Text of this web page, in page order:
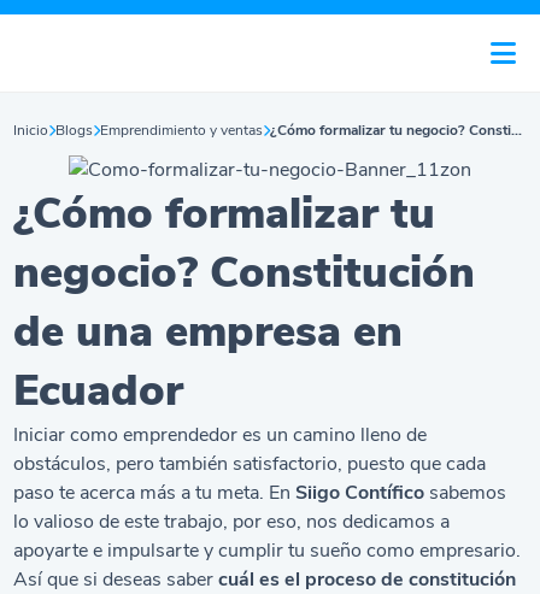
Inicio Blogs Emprendimiento y ventas ¿Cómo formalizar tu negocio? Constitución de una empresa en Ecuador
¿Cómo formalizar tu
negocio? Constitución
de una empresa en
Ecuador
Iniciar como emprendedor es un camino lleno de
obstáculos, pero también satisfactorio, puesto que cada
paso te acerca más a tu meta. EnSiigo Contífico sabemos
lo valioso de este trabajo, por eso, nos dedicamos a
apoyarte e impulsarte y cumplir tu sueño como empresario.
Así que si deseas sabercuál es el proceso de constitución